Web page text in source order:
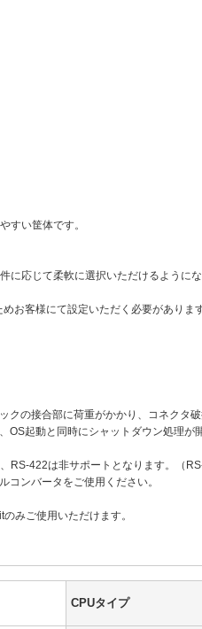
すい筐体です。
応じて柔軟に選択いただけるようにな
お客様にて設定いただく必要があります
の接合部に荷重がかかり、コネクタ
OS起動と同時にシャットダウン処理
RS-422は非サポートとなります。（
ンバータをご使用ください。
みご使用いただけます。
CPUタイプ